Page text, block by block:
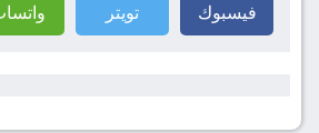
فيسبوك تويتر